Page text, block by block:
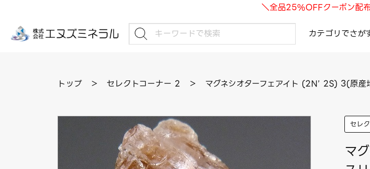
＼全品25%OFFクーポン配
カテゴリでさが
トップ ＞ セレクトコーナー 2 ＞ マグネシオターフェアイト (2N’ 2S) 3(原産
セレ
マ